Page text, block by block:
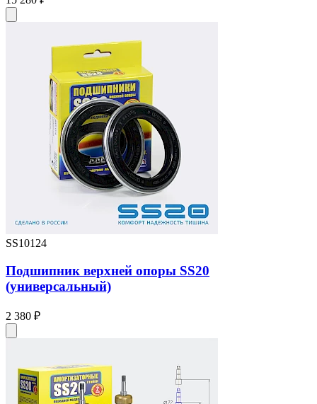
SS10124
Подшипник верхней опоры SS20
(универсальный)
2 380 ₽